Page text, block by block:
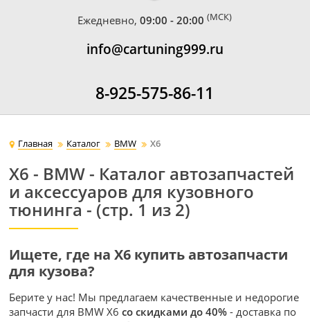
Ежедневно,09:00 - 20:00 (МСК)
info@cartuning999.ru
8-925-575-86-11
Главная Каталог BMW X6
X6 - BMW - Каталог автозапчастей
и аксессуаров для кузовного
тюнинга - (стр. 1 из 2)
Ищете, где на X6 купить автозапчасти
для кузова?
Берите у нас! Мы предлагаем качественные и недорогие
запчасти для BMW X6со скидками до 40% - доставка по